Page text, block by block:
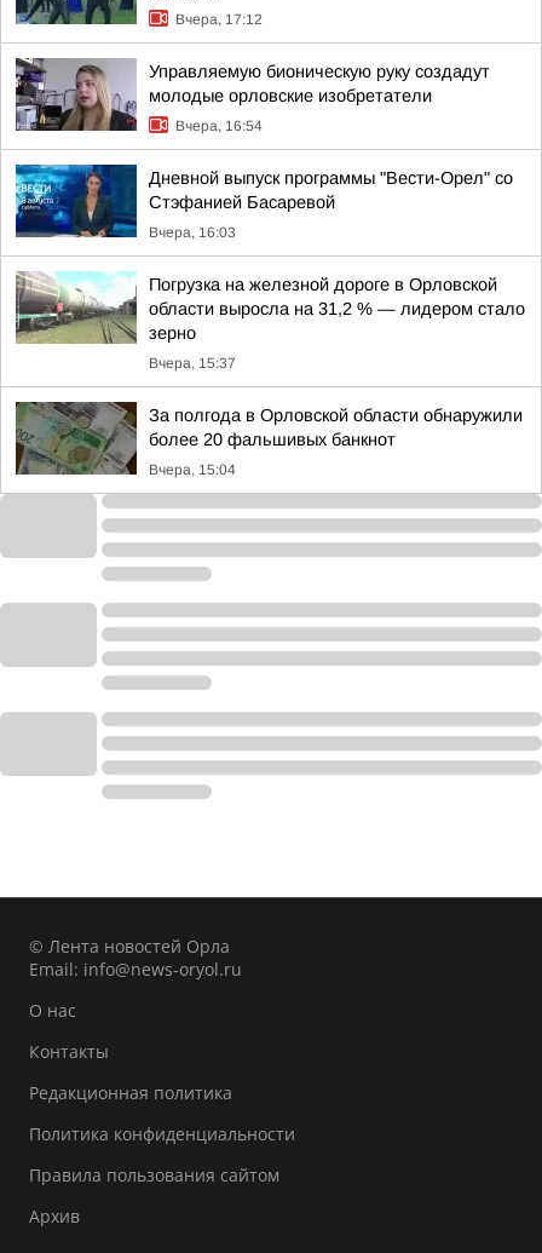
Вчера, 17:12
Управляемую бионическую руку создадут
молодые орловские изобретатели
Вчера, 16:54
Дневной выпуск программы "Вести-Орел" со
Стэфанией Басаревой
Вчера, 16:03
Погрузка на железной дороге в Орловской
области выросла на 31,2 % — лидером стало
зерно
Вчера, 15:37
За полгода в Орловской области обнаружили
более 20 фальшивых банкнот
Вчера, 15:04
© Лента новостей Орла
Email: info@news-oryol.ru
О нас
Контакты
Редакционная политика
Политика конфиденциальности
Правила пользования сайтом
Архив